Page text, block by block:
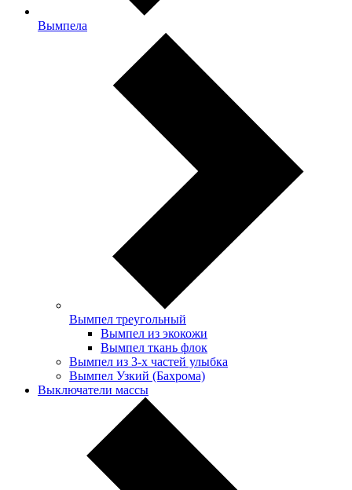
Вымпела
Вымпел треугольный
Вымпел из экокожи
Вымпел ткань флок
Вымпел из 3-х частей улыбка
Вымпел Узкий (Бахрома)
Выключатели массы